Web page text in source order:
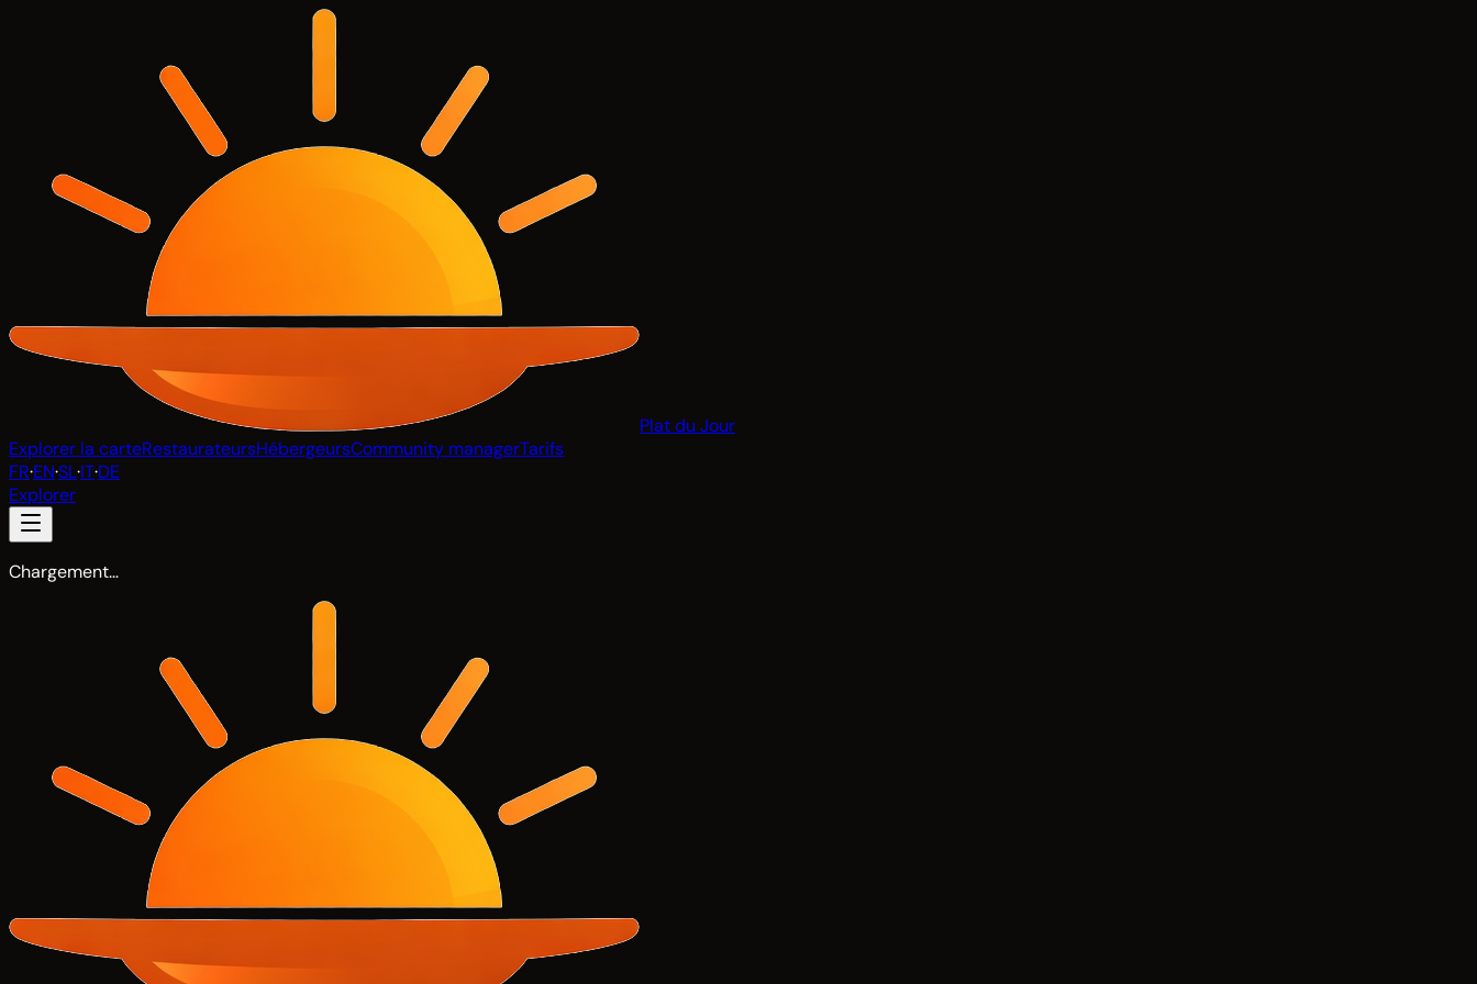
Plat du Jour
Explorer la carteRestaurateursHébergeursCommunity managerTarifs
FR·EN·SL·IT·DE
Explorer
Chargement…